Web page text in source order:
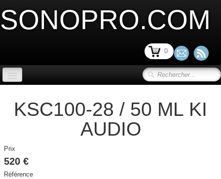
SONOPRO.COM
0
SONORISATION SCENE et VIDEO▼
LIMITATION ACOUSTIQUE ▼
SONORISATION INSTALLATION
KSC100-28 / 50 ML KI
AUDIO
Prix
520 €
Référence